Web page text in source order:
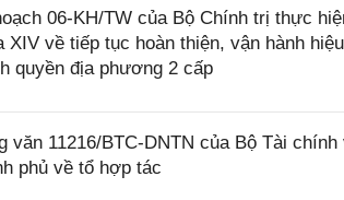
06-KH/TW của Bộ Chính trị thực
XIV về tiếp tục hoàn thiện, vận hành
quyền địa phương 2 cấp
văn 11216/BTC-DNTN của Bộ Tài
phủ về tổ hợp tác